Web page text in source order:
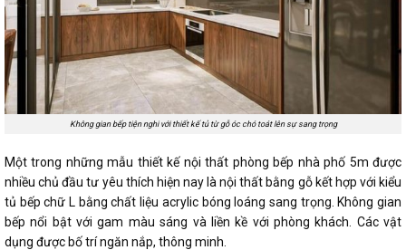
Không gian bếp tiện nghi với thiết kế tủ từ gỗ óc chó toát lên sự sang trọng
Một trong những mẫu thiết kế nội thất phòng bếp nhà phố 5m được
nhiều chủ đầu tư yêu thích hiện nay là nội thất bằng gỗ kết hợp với kiểu
tủ bếp chữ L bằng chất liệu acrylic bóng loáng sang trọng. Không gian
bếp nổi bật với gam màu sáng và liền kề với phòng khách. Các vật
dụng được bố trí ngăn nắp, thông minh.